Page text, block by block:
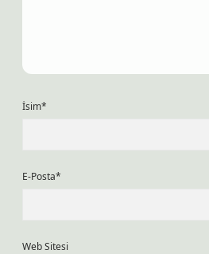
İsim*
E-Posta*
Web Sitesi